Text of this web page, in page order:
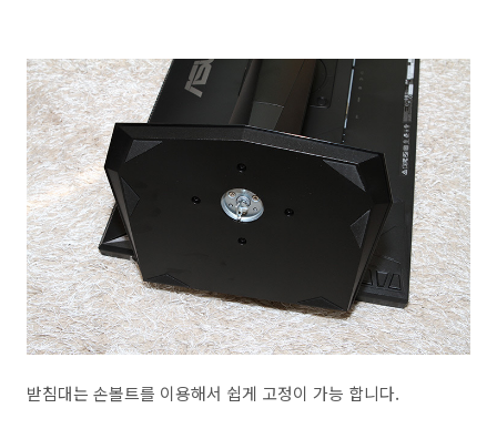
받침대는 손볼트를 이용해서 쉽게 고정이 가능 합니다.